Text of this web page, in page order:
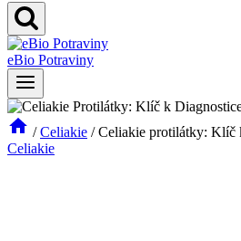
eBio Potraviny
/ Celiakie / Celiakie protilátky: Klíč
Celiakie